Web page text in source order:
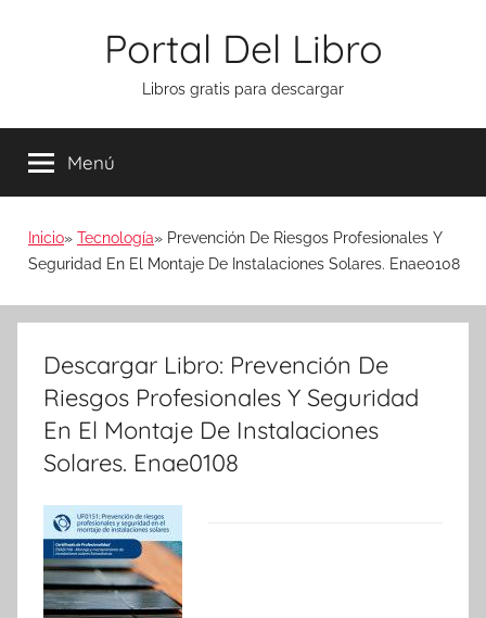
Portal Del Libro
Libros gratis para descargar
Menú
Inicio Tecnología
Prevención De Riesgos Profesionales Y
Seguridad En El Montaje De Instalaciones Solares. Enae0108
Descargar Libro: Prevención De
Riesgos Profesionales Y Seguridad
En El Montaje De Instalaciones
Solares. Enae0108